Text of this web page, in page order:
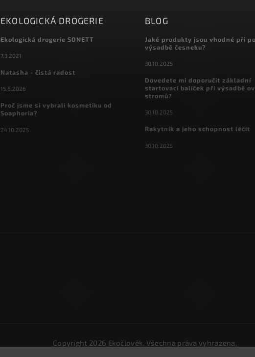
EKOLOGICKÁ DROGERIE
Ekologická drogerie SONETT
7.3.2021
Natasha - čistá radost
15.6.2026
Proč jsme si vybrali kosmetiku od
Soaphoria?
24.10.2025
BLOG
Jaké produkty jsou vhodné při
výsadbě česneku?
30.10.2025
Dovedete mi doporučit základní
startovací balíček při výsadbě
stromů?
30.10.2025
Rakytník a jeho schopnost léčit
30.10.2025
Copyright 2026 Ekočlověk. Všechna práva vyhrazena.